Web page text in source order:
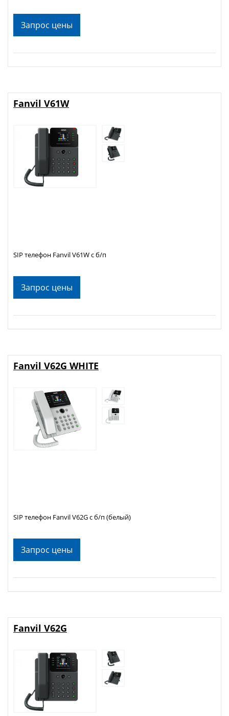
Запрос цены
Запрос цены
Fanvil V61W
SIP телефон Fanvil V61W c б/п
Запрос цены
Fanvil V62G WHITE
SIP телефон Fanvil V62G с б/п (белый)
Fanvil V62G